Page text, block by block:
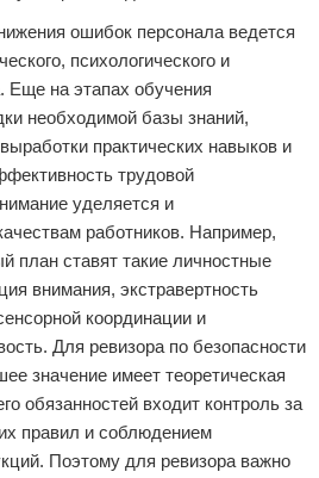
ошибок персонала ведется
психологического и
Еще на этапах обучения
необходимой базы знаний,
практических навыков и
трудовой
уделяется и
работников. Например,
план ставят такие личностные
внимания, экстравертность
координации и
Для ревизора по безопасности
значение имеет теоретическая
обязанностей входит контроль за
правил и соблюдением
Поэтому для ревизора важно